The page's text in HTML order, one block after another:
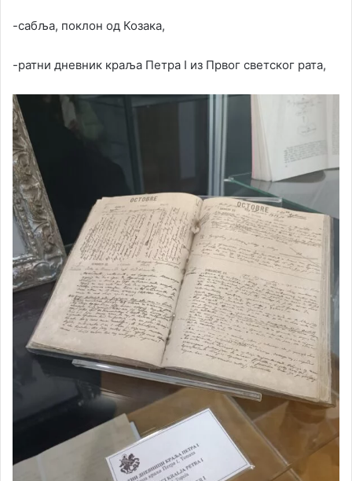
-сабља, поклон од Козака,
-ратни дневник краља Петра I из Првог светског рата,